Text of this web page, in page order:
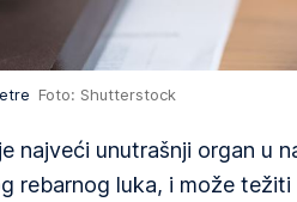
Foto: Shutterstock
najveći unutrašnji organ u
rebarnog luka, i može